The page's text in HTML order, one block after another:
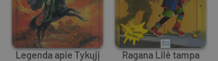
Legenda apie Tykųjį
Ragana Lilė tampa